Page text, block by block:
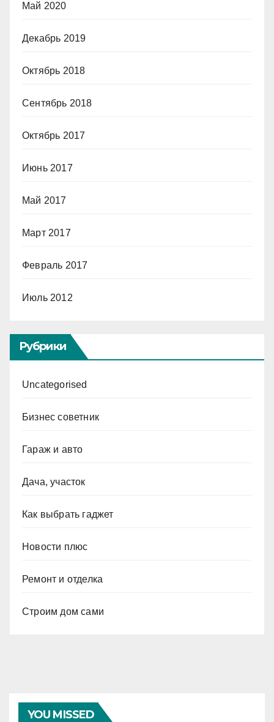
Май 2020
Декабрь 2019
Октябрь 2018
Сентябрь 2018
Октябрь 2017
Июнь 2017
Май 2017
Март 2017
Февраль 2017
Июль 2012
Рубрики
Uncategorised
Бизнес советник
Гараж и авто
Дача, участок
Как выбрать гаджет
Новости плюс
Ремонт и отделка
Строим дом сами
YOU MISSED